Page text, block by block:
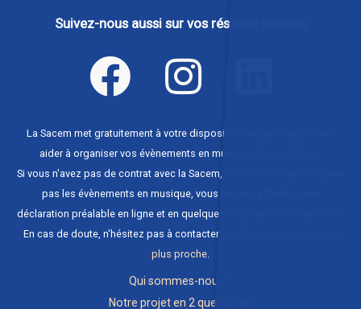
Suivez-nous aussi sur vos réseaux sociaux
La Sacem met gratuitement à votre disposition un guide pour vous
aider à organiser vos évènements en musique,
Si vous n'avez pas de contrat avec la Sacem, ou si ce contrat ne couvre
pas les évènements en musique, vous pouvez effectuer une
déclaration préalable en ligne et en quelques clics sur
En cas de doute, n'hésitez pas à contacter
plus proche.
Qui sommes-nous ?
Notre projet en 2 questions !